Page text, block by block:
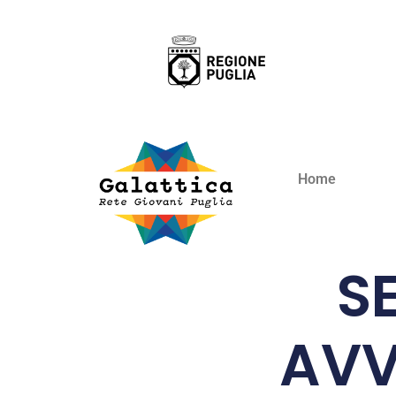
Home